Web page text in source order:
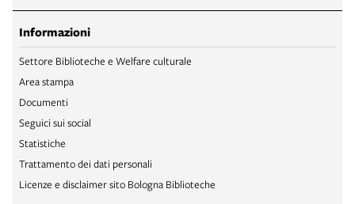
Informazioni
Settore Biblioteche e Welfare culturale
Area stampa
Documenti
Seguici sui social
Statistiche
Trattamento dei dati personali
Licenze e disclaimer sito Bologna Biblioteche